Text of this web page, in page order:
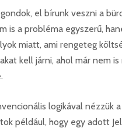
el bírunk veszni a
is a probléma egyszerű,
miatt, ami rengeteg
kell járni, ahol már nem
logikával nézzük
például, hogy egy adott